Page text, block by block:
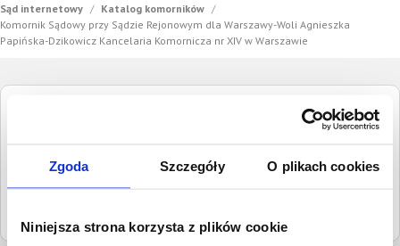
Zgoda Szczegóły O plikach cookies
Niniejsza strona korzysta z plików cookie
Sąd internetowy / Katalog komorników /
Komornik Sądowy przy Sądzie Rejonowym dla Warszawy-Woli Agnieszka
Papińska-Dzikowicz Kancelaria Komornicza nr XIV w Warszawie
Komornik Sądowy przy Sądzie Rejonowym
Dzikowicz Kancelaria Komornicza nr XIV w